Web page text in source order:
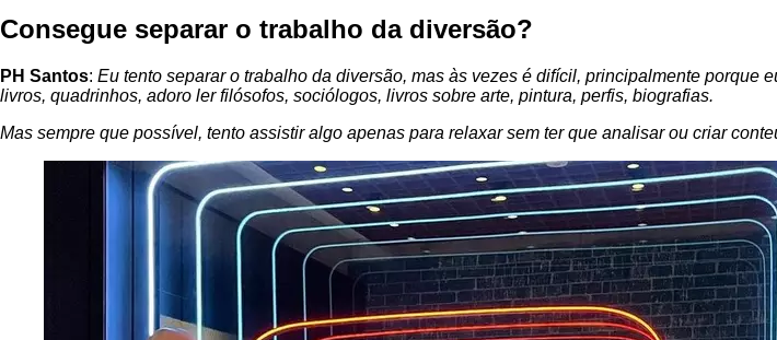
Consegue separar o trabalho da diversão?
PH Santos: Eu tento separar o trabalho da diversão, mas às vezes é difícil, principalmente porque
livros, quadrinhos, adoro ler filósofos, sociólogos, livros sobre arte, pintura, perfis, biografias.
Mas sempre que possível, tento assistir algo apenas para relaxar sem ter que analisar ou criar